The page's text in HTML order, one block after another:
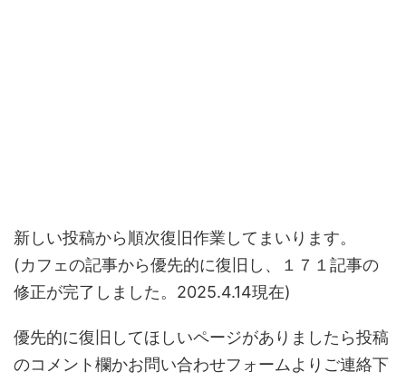
新しい投稿から順次復旧作業してまいります。
(カフェの記事から優先的に復旧し、１７１記事の
修正が完了しました。2025.4.14現在)
優先的に復旧してほしいページがありましたら投稿
のコメント欄かお問い合わせフォームよりご連絡下